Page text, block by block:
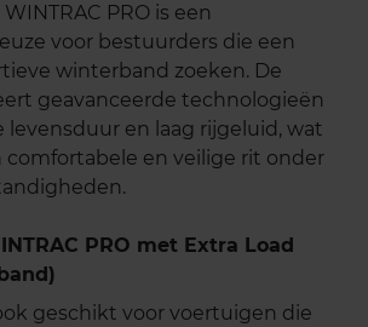
PRO is een
voor bestuurders die een
winterband zoeken. De
geavanceerde technologieën
levensduur en laag rijgeluid, wat
comfortabele en veilige rit onder
PRO met Extra Load
geschikt voor voertuigen die